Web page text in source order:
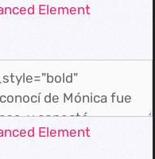
Element
Element